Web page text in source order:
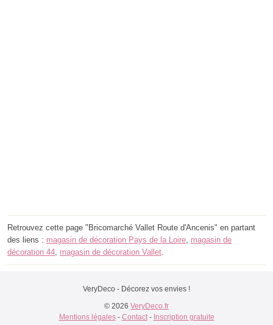
Retrouvez cette page "Bricomarché Vallet Route d'Ancenis" en partant
des liens : magasin de décoration Pays de la Loire magasin de
décoration 44 magasin de décoration Vallet
VeryDeco - Décorez vos envies !
© 2026 VeryDeco.fr
Mentions légales- Contact- Inscription gratuite